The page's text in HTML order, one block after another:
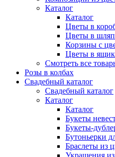
Каталог
Каталог
Цветы в
Цветы в
Корзины с
Цветы в
Смотреть все
Розы в колбах
Свадебный каталог
Свадебный каталог
Каталог
Каталог
Букеты
Букеты-
Бутоньерки
Браслеты из